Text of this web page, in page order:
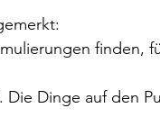
finden,
Die Dinge auf den